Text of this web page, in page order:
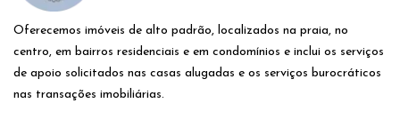
Oferecemos imóveis de alto padrão, localizados na praia, no
centro, em bairros residenciais e em condomínios e inclui os serviços
de apoio solicitados nas casas alugadas e os serviços burocráticos
nas transações imobiliárias.